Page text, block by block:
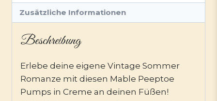
Zusätzliche Informationen
Beschreibung
Erlebe deine eigene Vintage Sommer
Romanze mit diesen Mable Peeptoe
Pumps in Creme an deinen Füßen!